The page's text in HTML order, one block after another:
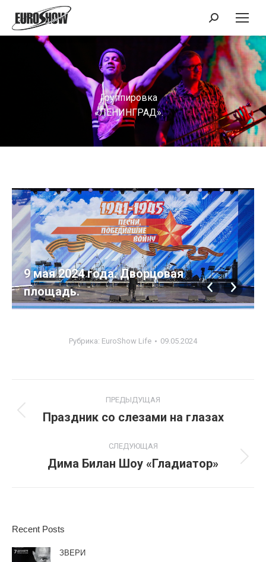
Поиск:
Группировка
«ЛЕНИНГРАД».
9 мая 2024 года. Дворцовая
площадь.
Рубрика: EuroShow Life 09.05.2024
Навигация
по
ПРЕДЫДУЩАЯ
Предыдущий
Праздник со слезами на глазах
СЛЕДУЮЩАЯ
Следующий
Дима Билан Шоу «Гладиатор»
Recent Posts
ЗВЕРИ